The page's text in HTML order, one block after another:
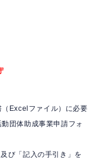
Excelファイル）に必要
団体助成事業申請フォ
及び「記入の手引き」を